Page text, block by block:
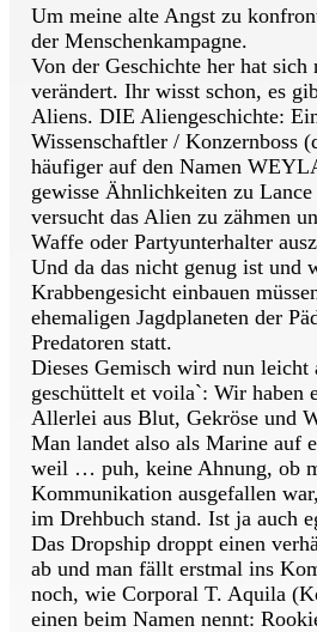
Um meine alte Angst zu
der Menschenkampagne.
Von der Geschichte her hat sich
verändert. Ihr wisst schon, es
Aliens. DIE Aliengeschichte:
Wissenschaftler / Konzernboss
häufiger auf den Namen
gewisse Ähnlichkeiten zu
versucht das Alien zu zähmen
Waffe oder Partyunterhalter
Und da das nicht genug ist und
Krabbengesicht einbauen
ehemaligen Jagdplaneten der
Predatoren statt.
Dieses Gemisch wird nun leicht
geschüttelt et voila`: Wir haben
Allerlei aus Blut, Gekröse und
Man landet also als Marine auf
weil … puh, keine Ahnung, ob
Kommunikation ausgefallen
im Drehbuch stand. Ist ja auch
Das Dropship droppt einen
ab und man fällt erstmal ins
noch, wie Corporal T. Aquila
einen beim Namen nennt: